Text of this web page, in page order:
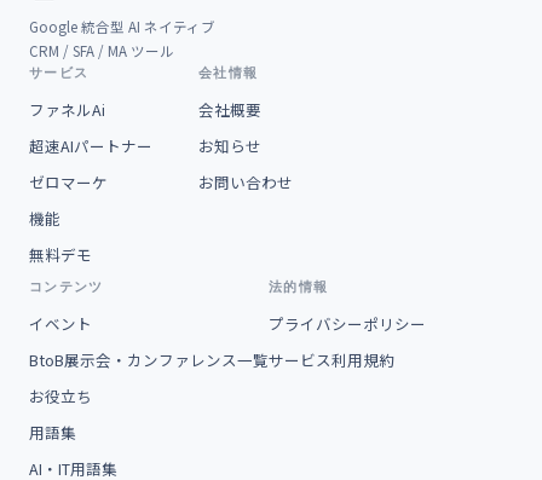
Google 統合型 AI ネイティブ
CRM / SFA / MA ツール
サービス
ファネルAi
超速AIパートナー
ゼロマーケ
機能
無料デモ
会社情報
会社概要
お知らせ
お問い合わせ
コンテンツ
イベント
BtoB展示会・カンファレンス一覧
お役立ち
用語集
AI・IT用語集
法的情報
プライバシーポリシー
サービス利用規約